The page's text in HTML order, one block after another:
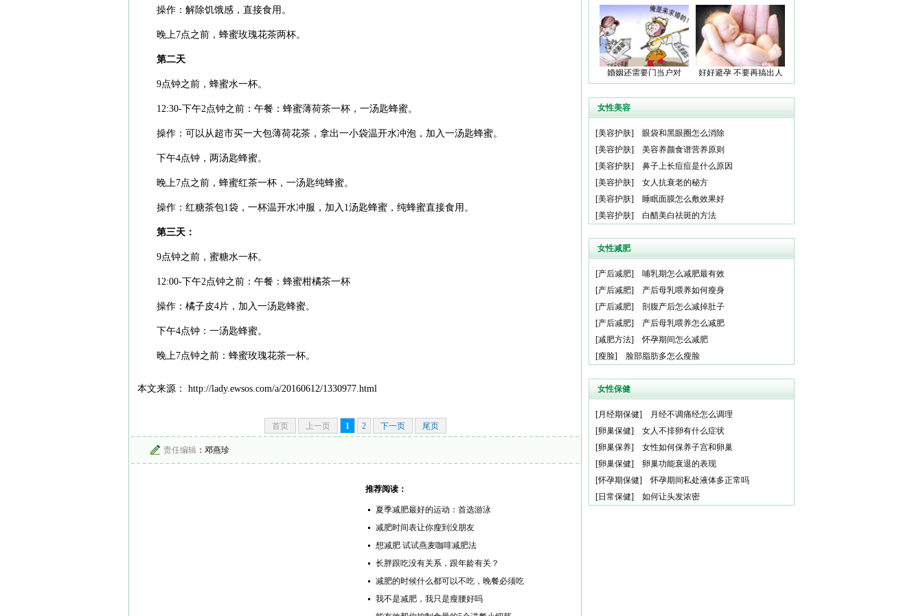
操作：解除饥饿感，直接食用。
晚上7点之前，蜂蜜玫瑰花茶两杯。
第二天
9点钟之前，蜂蜜水一杯。
12:30-下午2点钟之前：午餐：蜂蜜薄荷茶一杯，一汤匙蜂蜜。
操作：可以从超市买一大包薄荷花茶，拿出一小袋温开水冲泡，加入一汤匙蜂蜜。
下午4点钟，两汤匙蜂蜜。
晚上7点之前，蜂蜜红茶一杯，一汤匙纯蜂蜜。
操作：红糖茶包1袋，一杯温开水冲服，加入1汤匙蜂蜜，纯蜂蜜直接食用。
第三天：
9点钟之前，蜜糖水一杯。
12:00-下午2点钟之前：午餐：蜂蜜柑橘茶一杯
操作：橘子皮4片，加入一汤匙蜂蜜。
下午4点钟：一汤匙蜂蜜。
晚上7点钟之前：蜂蜜玫瑰花茶一杯。
本文来源： http://lady.ewsos.com/a/20160612/1330977.html
首页 上一页 1 2 下一页 尾页
责任编辑 ：邓燕珍
推荐阅读：
夏季减肥最好的运动：首选游泳
减肥时间表让你瘦到没朋友
想减肥 试试燕麦咖啡减肥法
长胖跟吃没有关系，跟年龄有关？
减肥的时候什么都可以不吃，晚餐必须吃
我不是减肥，我只是瘦腰好吗
婚姻还需要门当户对
吗？
好好避孕 不要再搞出人
命了！
女性美容
[美容护肤]
眼袋和黑眼圈怎么消除
[美容护肤]
美容养颜食谱营养原则
[美容护肤]
鼻子上长痘痘是什么原因
[美容护肤]
女人抗衰老的秘方
[美容护肤]
睡眠面膜怎么敷效果好
[美容护肤] 白醋美白祛斑的方法
女性减肥
[产后减肥]
哺乳期怎么减肥最有效
[产后减肥]
产后母乳喂养如何瘦身
[产后减肥]
剖腹产后怎么减掉肚子
[产后减肥]
产后母乳喂养怎么减肥
[减肥方法]
怀孕期间怎么减肥
[瘦脸] 脸部脂肪多怎么瘦脸
女性保健
[月经期保健]
月经不调痛经怎么调理
[卵巢保健]
女人不排卵有什么症状
[卵巢保养]
女性如何保养子宫和卵巢
[卵巢保健]
卵巢功能衰退的表现
[怀孕期保健]
怀孕期间私处液体多正常吗
[日常保健] 如何让头发浓密